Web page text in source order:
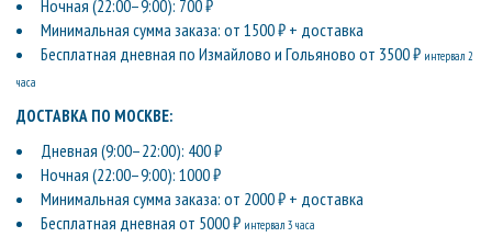
Ночная (22:00–9:00): 700 ₽
Минимальная сумма заказа: от 1500 ₽ + доставка
Бесплатная дневная по Измайлово и Гольяново от 3500 ₽ интервал 2
часа
ДОСТАВКА ПО МОСКВЕ:
Дневная (9:00–22:00): 400 ₽
Ночная (22:00–9:00): 1000 ₽
Минимальная сумма заказа: от 2000 ₽ + доставка
Бесплатная дневная от 5000 ₽ интервал 3 часа